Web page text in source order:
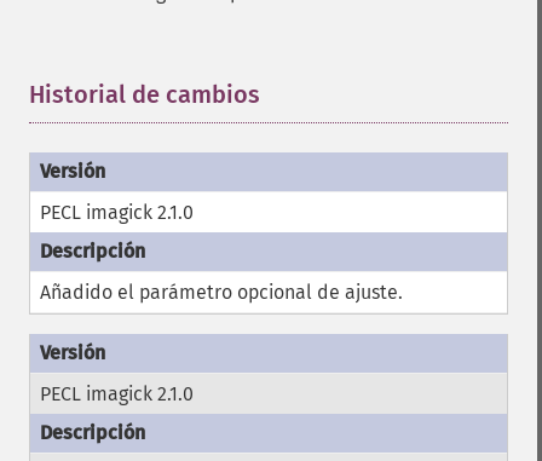
Historial de cambios
PECL imagick 2.1.0
Añadido el parámetro opcional de ajuste.
PECL imagick 2.1.0